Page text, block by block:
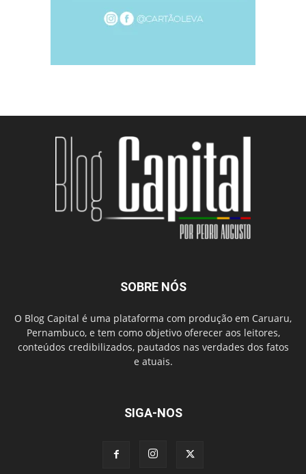
SOBRE NÓS
O Blog Capital é uma plataforma com produção em Caruaru,
Pernambuco, e tem como objetivo oferecer aos leitores,
conteúdos credibilizados, pautados nas verdades dos fatos
e atuais.
SIGA-NOS